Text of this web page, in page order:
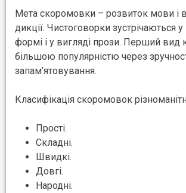
Мета скоромовки – розвиток мови і
дикції. Чистоговорки зустрічаються
формі і у вигляді прози. Перший вид
більшою популярністю через
запам’ятовування.
Класифікація скоромовок
Прості.
Складні.
Швидкі.
Довгі.
Народні.